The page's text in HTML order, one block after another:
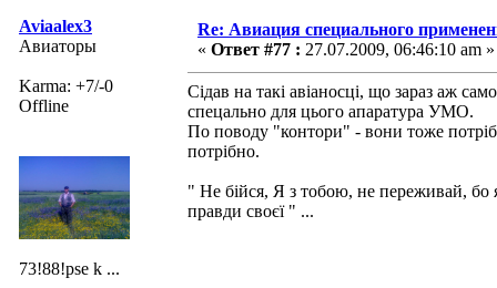
Aviaalex3
Авиаторы
Karma: +7/-0
Offline
73!88!pse k ...
Re: Авиация специального
« Ответ #77 : 27.07.2009, 06:46:10 am »
Сідав на такі авіаносці, що зараз аж
спецально для цього апаратура УМО.
По поводу "контори" - вони тоже
потрібно.
" Не бійся, Я з тобою, не переживай,
правди своєї " ...